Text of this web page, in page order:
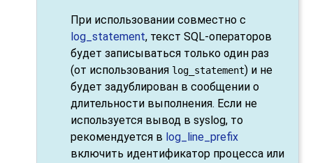
При использовании совместно с
log_statement, текст SQL-операторов
будет записываться только один раз
(от использования log_statement) и не
будет задублирован в сообщении о
длительности выполнения. Если не
используется вывод в syslog, то
рекомендуется в log_line_prefix
включить идентификатор процесса или